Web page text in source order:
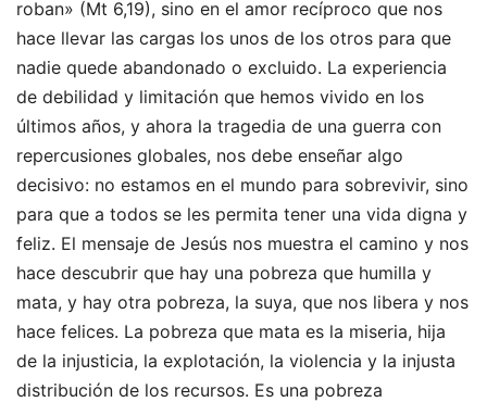
roban» (Mt 6,19), sino en el amor recíproco que nos
hace llevar las cargas los unos de los otros para que
nadie quede abandonado o excluido. La experiencia
de debilidad y limitación que hemos vivido en los
últimos años, y ahora la tragedia de una guerra con
repercusiones globales, nos debe enseñar algo
decisivo: no estamos en el mundo para sobrevivir, sino
para que a todos se les permita tener una vida digna y
feliz. El mensaje de Jesús nos muestra el camino y nos
hace descubrir que hay una pobreza que humilla y
mata, y hay otra pobreza, la suya, que nos libera y nos
hace felices. La pobreza que mata es la miseria, hija
de la injusticia, la explotación, la violencia y la injusta
distribución de los recursos. Es una pobreza